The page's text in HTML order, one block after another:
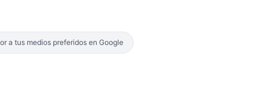
a tus medios preferidos en Google